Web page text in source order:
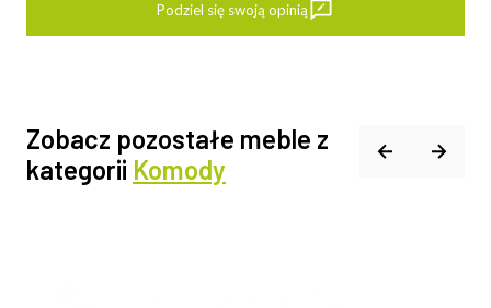
Podziel się swoją opinią
Zobacz pozostałe meble z
kategorii Komody